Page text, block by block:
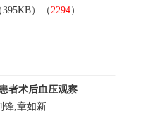
）
锋,章如新